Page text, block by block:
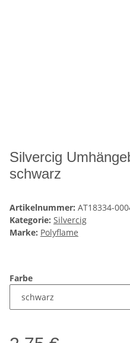
Silvercig
schwarz
Artikelnummer: AT18334-
Kategorie: Silvercig
Marke: Polyflame
Farbe